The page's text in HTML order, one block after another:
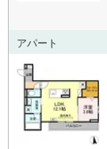
アパート